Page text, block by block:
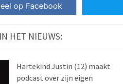
op Facebook
HET NIEUWS:
Hartekind Justin (12) maakt
podcast over zijn eigen